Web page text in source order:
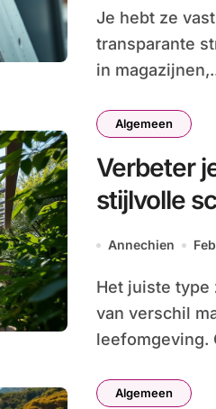
Je hebt ze vast wel eens gezien, die
transparante
in
Algemeen
Verbeter
stijlvolle
Annechien
Het juiste type zonwering kan een wereld
van verschil
leefomgeving.
Algemeen